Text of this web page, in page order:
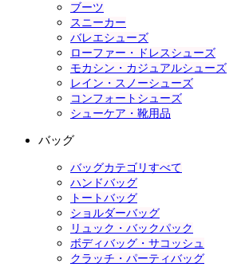
ブーツ
スニーカー
バレエシューズ
ローファー・ドレスシューズ
モカシン・カジュアルシューズ
レイン・スノーシューズ
コンフォートシューズ
シューケア・靴用品
バッグ
バッグカテゴリすべて
ハンドバッグ
トートバッグ
ショルダーバッグ
リュック・バックパック
ボディバッグ・サコッシュ
クラッチ・パーティバッグ